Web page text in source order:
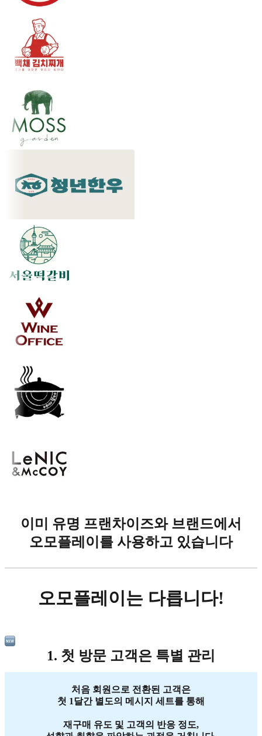
이미 유명 프랜차이즈와 브랜드에서
오모플레이를 사용하고 있습니다
오모플레이는 다릅니다!
1. 첫 방문 고객은 특별 관리
처음 회원으로 전환된 고객은
첫 1달간 별도의 메시지 세트를 통해
재구매 유도 및 고객의 반응 정도,